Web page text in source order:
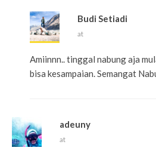
Budi Setiadi
at
Amiinnn.. tinggal nabung aja
bisa kesampaian. Semangat
adeuny
at